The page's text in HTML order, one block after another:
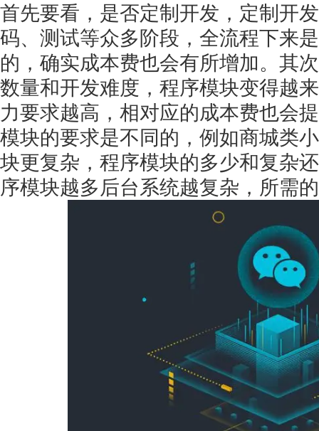
首先要看，是否定制开发，定制开
码、测试等众多阶段，全流程下来
的，确实成本费也会有所增加。其
数量和开发难度，程序模块变得越
力要求越高，相对应的成本费也会
模块的要求是不同的，例如商城类
块更复杂，程序模块的多少和复杂
序模块越多后台系统越复杂，所需
获得产品报价方案
1万个想法不如1次的方案落地
扫码添加[商务总监]沟通方案
扫码沟通